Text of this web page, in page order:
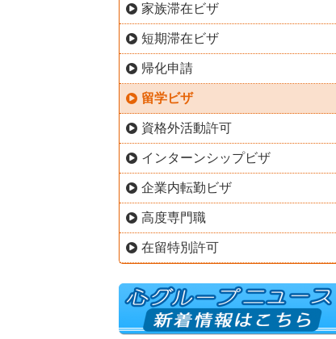
家族滞在ビザ
短期滞在ビザ
帰化申請
留学ビザ
資格外活動許可
インターンシップビザ
企業内転勤ビザ
高度専門職
在留特別許可